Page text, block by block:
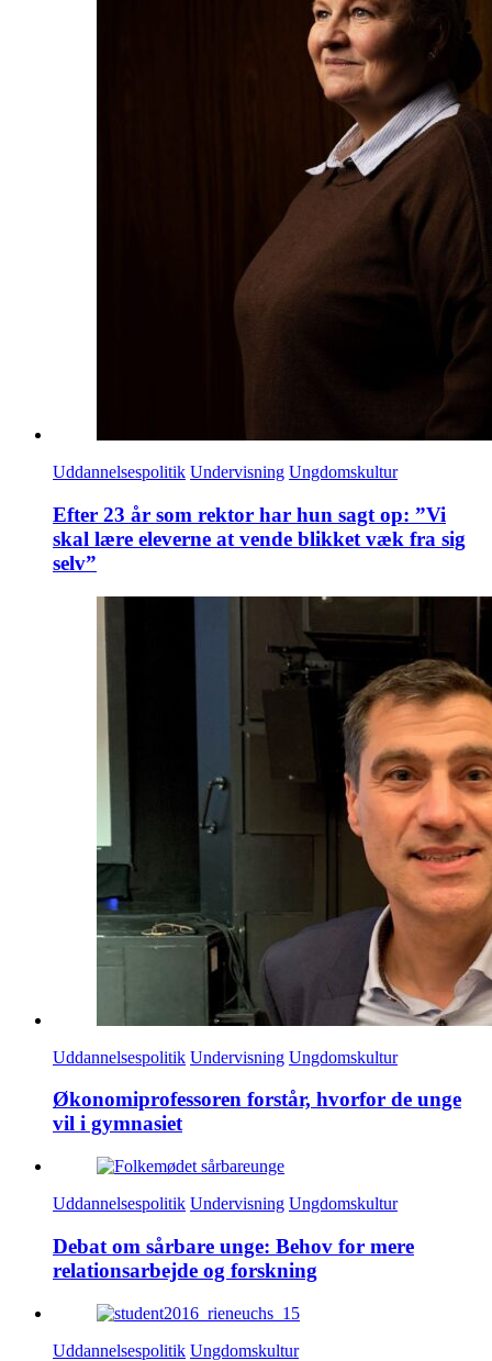
Uddannelsespolitik Undervisning Ungdomskultur
Efter 23 år som rektor har hun sagt op: ”Vi
skal lære eleverne at vende blikket væk fra sig
selv”
Uddannelsespolitik Undervisning Ungdomskultur
Økonomiprofessoren forstår, hvorfor de unge
vil i gymnasiet
Uddannelsespolitik Undervisning Ungdomskultur
Debat om sårbare unge: Behov for mere
relationsarbejde og forskning
Uddannelsespolitik Ungdomskultur